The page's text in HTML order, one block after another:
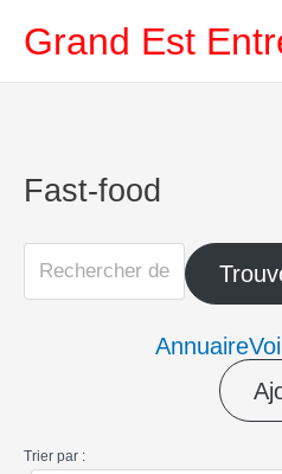
Grand Est
Fast-food
Annuaire
Trier par :